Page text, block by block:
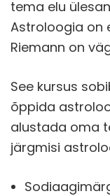
tema elu
Astroloogia on
Riemann on
See kursus
õppida
alustada oma
järgmisi